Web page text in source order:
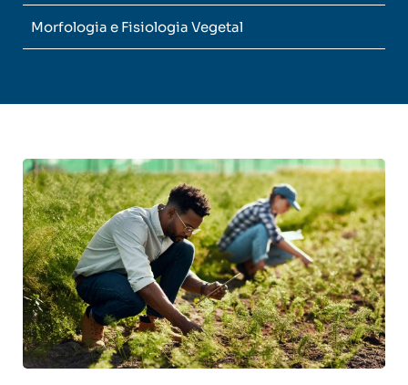
Morfologia e Fisiologia Vegetal